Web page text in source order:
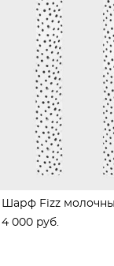
Шарф Fizz
4 000 pуб.